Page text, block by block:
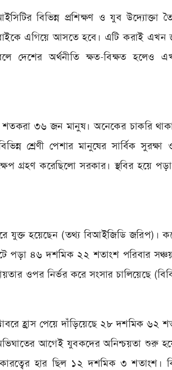
বিভিন্ন প্রশিক্ষণ ও যুব উদ্যোক্তা
এগিয়ে আসতে হবে। এটি করাই এখন
দেশের অর্থনীতি ক্ষত-বিক্ষত হলেও
৩৬ জন মানুষ। অনেকের চাকরি থাকা
শ্রেণী পেশার মানুষের সার্বিক সুরক্ষা
গ্রহণ করেছিলো সরকার। স্থবির হয়ে
যুক্ত হয়েছেন (তথ্য বিআইজিডি জরিপ)।
পড়া ৪৬ দশমিক ২২ শতাংশ পরিবার
ওপর নির্ভর করে সংসার চালিয়েছে
হ্রাস পেয়ে দাঁড়িয়েছে ২৮ দশমিক ৬২
আগেই যুবকদের অনিশ্চয়তা শুরু
হার ছিল ১২ দশমিক ৩